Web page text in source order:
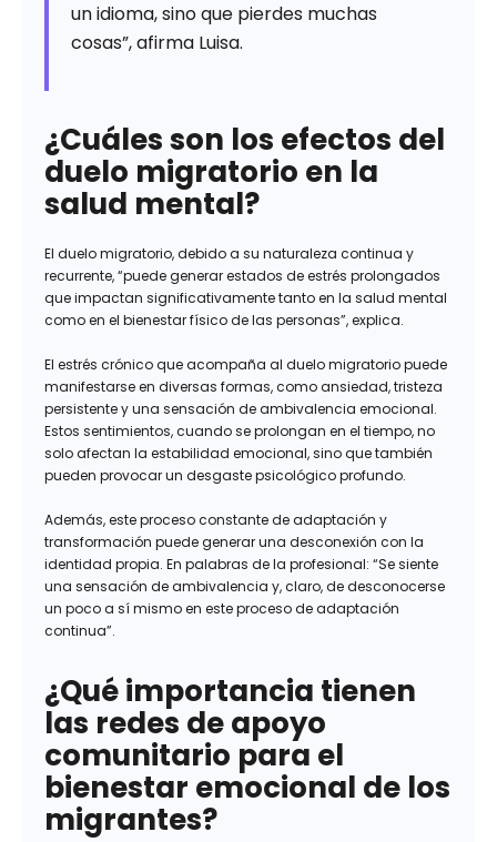
un idioma, sino que pierdes muchas
cosas”, afirma Luisa.
¿Cuáles son los efectos del
duelo migratorio en la
salud mental?
El duelo migratorio, debido a su naturaleza continua y
recurrente, “puede generar estados de estrés prolongados
que impactan significativamente tanto en la salud mental
como en el bienestar físico de las personas”, explica.
El estrés crónico que acompaña al duelo migratorio puede
manifestarse en diversas formas, como ansiedad, tristeza
persistente y una sensación de ambivalencia emocional.
Estos sentimientos, cuando se prolongan en el tiempo, no
solo afectan la estabilidad emocional, sino que también
pueden provocar un desgaste psicológico profundo.
Además, este proceso constante de adaptación y
transformación puede generar una desconexión con la
identidad propia. En palabras de la profesional: “Se siente
una sensación de ambivalencia y, claro, de desconocerse
un poco a sí mismo en este proceso de adaptación
continua”.
¿Qué importancia tienen
las redes de apoyo
comunitario para el
bienestar emocional de los
migrantes?